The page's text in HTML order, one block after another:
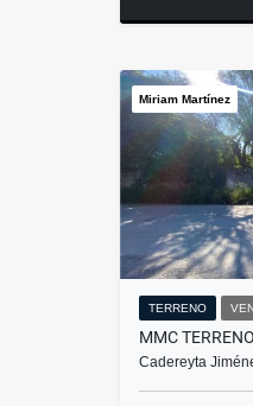
Miriam Martínez
TERRENO
Cadereyta